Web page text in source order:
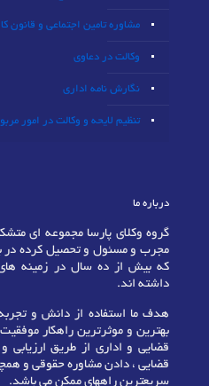
مشاوره تامین اجتماعی و قانون
وکالت در دعاوی
نگارش نامه اداری
تنظیم لایحه و وکالت در امور
درباره ما
گروه وکلای پارسا مجموعه ای
مجرب و مسئول و تحصیل کرده در
که بیش از ده سال در زمینه
داشته اند.
هدف ما استفاده از دانش و
بهترین و موثرترین راهکار
قضایی و اداری از طریق ارزیابی
قضایی ، دادن مشاوره حقوقی و
سریعترین راههای ممکن می باشد.